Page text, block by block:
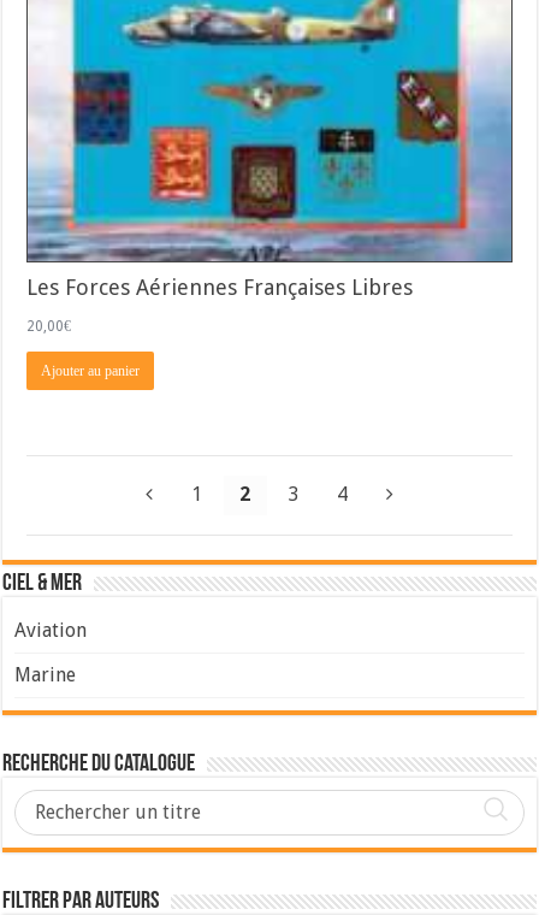
Les Forces Aériennes Françaises Libres
20,00€
Ajouter au panier
1 2 3 4
Ciel & Mer
Aviation
Marine
Recherche du Catalogue
Filtrer par Auteurs